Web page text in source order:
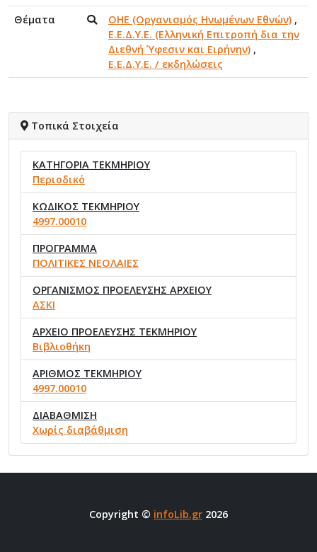
Θέματα
ΟΗΕ (Οργανισμός Ηνωμένων Εθνών) ,
Ε.Ε.Δ.Υ.Ε. (Ελληνική Επιτροπή δια την
Διεθνή Ύφεσιν και Ειρήνην) ,
Ε.Ε.Δ.Υ.Ε. / εκδηλώσεις
Τοπικά Στοιχεία
ΚΑΤΗΓΟΡΙΑ ΤΕΚΜΗΡΙΟΥ
Περιοδικό
ΚΩΔΙΚΟΣ ΤΕΚΜΗΡΙΟΥ
4997.00010
ΠΡΟΓΡΑΜΜΑ
ΠΟΛΙΤΙΚΕΣ ΝΕΟΛΑΙΕΣ
ΟΡΓΑΝΙΣΜΟΣ ΠΡΟΕΛΕΥΣΗΣ ΑΡΧΕΙΟΥ
ΑΣΚΙ
ΑΡΧΕΙΟ ΠΡΟΕΛΕΥΣΗΣ ΤΕΚΜΗΡΙΟΥ
Βιβλιοθήκη
ΑΡΙΘΜΟΣ ΤΕΚΜΗΡΙΟΥ
4997.00010
ΔΙΑΒΑΘΜΙΣΗ
Χωρίς διαβάθμιση
Copyright © infoLib.gr 2026